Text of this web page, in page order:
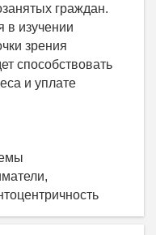
граждан.
в изучении
зрения
способствовать
и уплате